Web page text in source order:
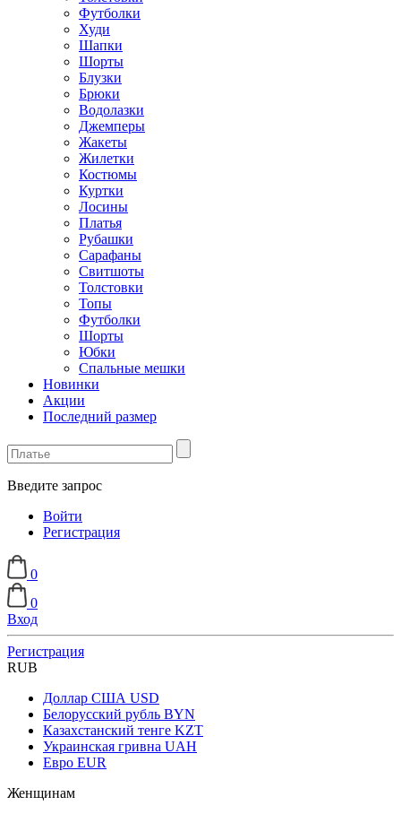
Футболки
Худи
Шапки
Шорты
Блузки
Брюки
Водолазки
Джемперы
Жакеты
Жилетки
Костюмы
Куртки
Лосины
Платья
Рубашки
Сарафаны
Свитшоты
Толстовки
Топы
Футболки
Шорты
Юбки
Спальные мешки
Новинки
Акции
Последний размер
Введите запрос
Войти
Регистрация
0
0
Вход
Регистрация
RUB
Доллар США USD
Белорусский рубль BYN
Казахстанский тенге KZT
Украинская гривна UAH
Евро EUR
Женщинам